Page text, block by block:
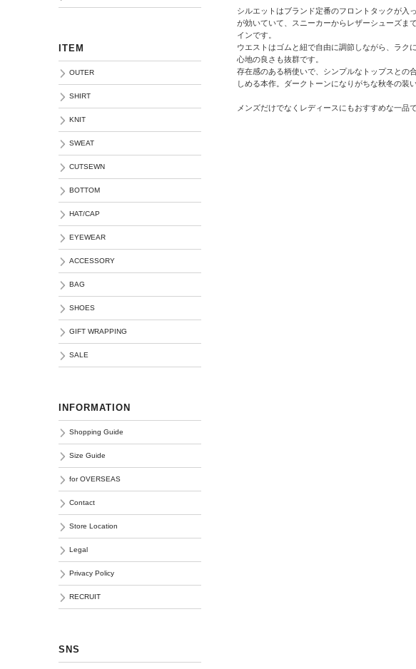
シルエットはブランド定番のフロントタックが入
が効いていて、スニーカーからレザーシューズま
インです。
ウエストはゴムと紐で自由に調節しながら、ラク
心地の良さも抜群です。
存在感のある柄使いで、シンプルなトップスとの
しめる本作。ダークトーンになりがちな秋冬の装
メンズだけでなくレディースにもおすすめな一品で
ITEM
OUTER
SHIRT
KNIT
SWEAT
CUTSEWN
BOTTOM
HAT/CAP
EYEWEAR
ACCESSORY
BAG
SHOES
GIFT WRAPPING
SALE
INFORMATION
Shopping Guide
Size Guide
for OVERSEAS
Contact
Store Location
Legal
Privacy Policy
RECRUIT
SNS